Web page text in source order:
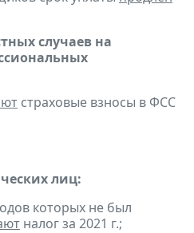
случаев на
страховые взносы в ФСС
лиц:
которых не был
налог за 2021 г.;